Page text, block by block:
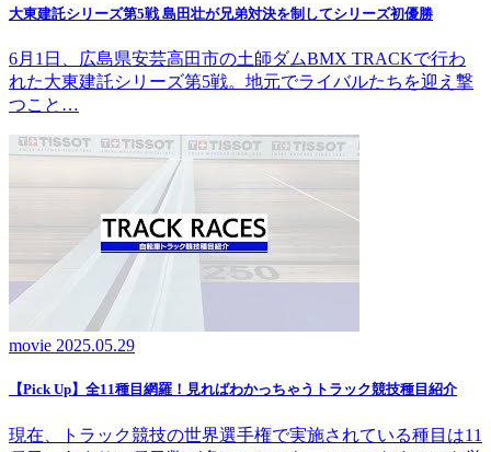
大東建託シリーズ第5戦 島田壮が兄弟対決を制してシリーズ初優勝
6月1日、広島県安芸高田市の土師ダムBMX TRACKで行わ
れた大東建託シリーズ第5戦。地元でライバルたちを迎え撃
つこと…
movie 2025.05.29
【Pick Up】全11種目網羅！見ればわかっちゃうトラック競技種目紹介
現在、トラック競技の世界選手権で実施されている種目は11